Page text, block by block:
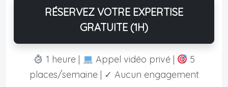
RÉSERVEZ VOTRE EXPERTISE
GRATUITE (1H)
1 heure | Appel vidéo privé |
5
places/semaine | ✓ Aucun engagement